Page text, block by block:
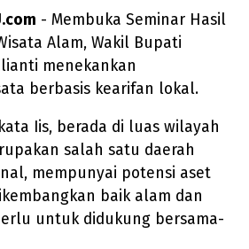
- Membuka Seminar Hasil
Alam, Wakil Bupati
menekankan
berbasis kearifan lokal.
Iis, berada di luas wilayah
salah satu daerah
mempunyai potensi aset
baik alam dan
untuk didukung bersama-